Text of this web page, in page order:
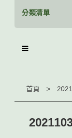
分類清單
首頁